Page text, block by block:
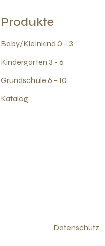
Produkte
Baby/Kleinkind 0 - 3
Kindergarten 3 - 6
Grundschule 6 - 10
Katalog
Datenschutz